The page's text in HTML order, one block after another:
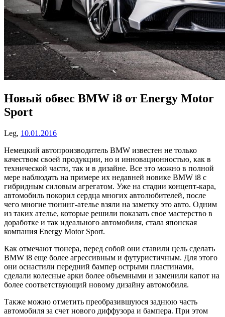
Новый обвес BMW i8 от Energy Motor
Sport
Leg, 10.01.2016
Немецкий автопроизводитель BMW известен не только
качеством своей продукции, но и инновационностью, как в
технической части, так и в дизайне. Все это можно в полной
мере наблюдать на примере их недавней новике BMW i8 с
гибридным силовым агрегатом. Уже на стадии концепт-кара,
автомобиль покорил сердца многих автолюбителей, после
чего многие тюнинг-ателье взяли на заметку это авто. Одним
из таких ателье, которые решили показать свое мастерство в
доработке и так идеального автомобиля, стала японская
компания Energy Motor Sport.
Как отмечают тюнера, перед собой они ставили цель сделать
BMW i8 еще более агрессивным и футуристичным. Для этого
они оснастили передний бампер острыми пластинами,
сделали колесные арки более объемными и заменили капот на
более соответствующий новому дизайну автомобиля.
Также можно отметить преобразившуюся заднюю часть
автомобиля за счет нового диффузора и бампера. При этом